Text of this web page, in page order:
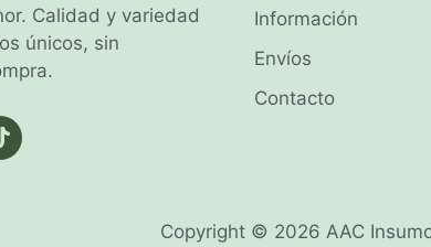
Calidad y variedad
únicos, sin
Información
Envíos
Contacto
Copyright © 2026 AAC